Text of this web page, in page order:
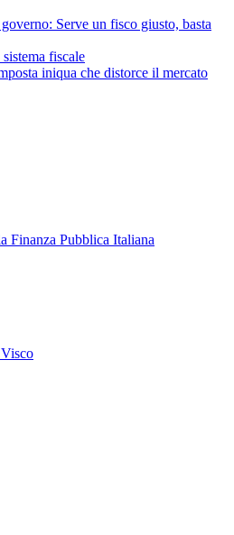
Serve un fisco giusto, basta
fiscale
iniqua che distorce il mercato
Finanza Pubblica Italiana